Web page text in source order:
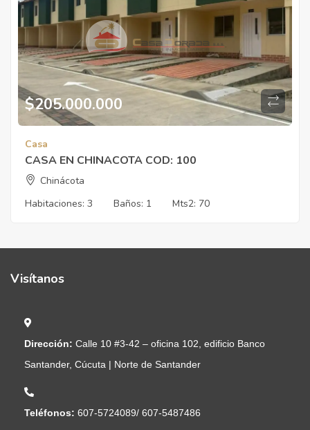
$205.000.000
Casa
CASA EN CHINACOTA COD: 100
Chinácota
Habitaciones: 3 Baños: 1 Mts2: 70
Visítanos
Dirección: Calle 10 #3-42 – oficina 102, edificio Banco
Santander, Cúcuta | Norte de Santander
Teléfonos: 607-5724089/ 607-5487486